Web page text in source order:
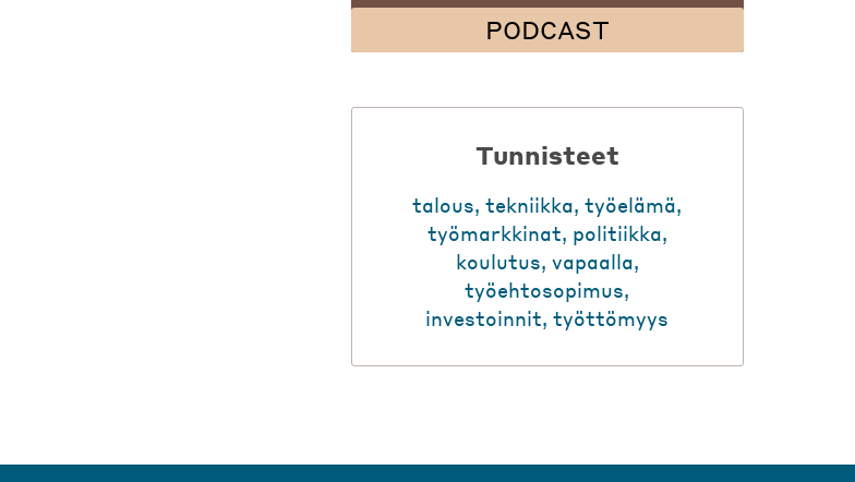
PODCAST
Tunnisteet
talous,tekniikka,työelämä,
työmarkkinat, politiikka,
koulutus, vapaalla,
työehtosopimus,
investoinnit,työttömyys